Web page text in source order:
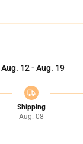
Aug. 12 - Aug. 19
Shipping
Aug. 08